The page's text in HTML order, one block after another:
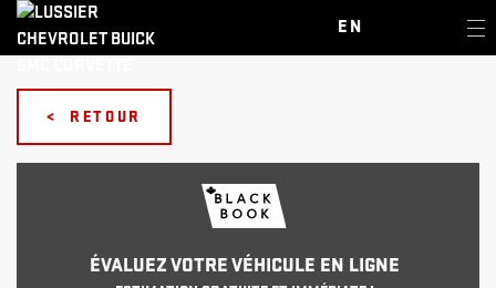
EN
< RETOUR
ÉVALUEZ VOTRE VÉHICULE EN LIGNE